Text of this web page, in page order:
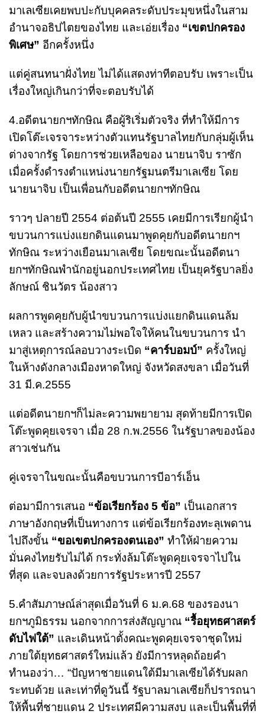
มาเลเซียเคยพบปะกับบุคคลระดับประมุขหนึ่งในสาม
อำนาจอธิปไตยของไทย และเอ่ยเรื่อง “เขตปกครอง
พิเศษ” อีกครั้งหนึ่ง
แต่คู่สนทนาฝั่งไทย ไม่ได้แสดงท่าทีตอบรับ เพราะเป็น
เรื่องใหญ่เกินกว่าที่จะตอบรับได้
4.อดีตนายกฯทักษิณ คือผู้ริเริ่มตัวจริง ที่ทำให้มีการ
เปิดโต๊ะเจรจาระหว่างตัวแทนรัฐบาลไทยกับกลุ่มผู้เห็น
ต่างจากรัฐ โดยการช่วยเหลือของ นายนาจิบ ราซัก
เมื่อครั้งดำรงตำแหน่งนายกรัฐมนตรีมาเลเซีย โดย
นายนาจิบ เป็นเพื่อนกับอดีตนายกฯทักษิณ
ราวๆ ปลายปี 2554 ต่อต้นปี 2555 เคยมีการเรียกผู้นำ
ขบวนการแบ่งแยกดินแดนมาพูดคุยกับอดีตนายกฯ
ทักษิณ ระหว่างเยือนมาเลเซีย โดยขณะนั้นอดีตนา
ยกฯทักษิณพำนักอยู่นอกประเทศไทย เป็นยุครัฐบาลยิ่ง
ลักษณ์ ชินวัตร น้องสาว
ผลการพูดคุยกับผู้นำขบวนการแบ่งแยกดินแดนล้ม
เหลว และสร้างความไม่พอใจให้คนในขบวนการ นำ
มาสู่เหตุการณ์ลอบวางระเบิด “คาร์บอมบ์” ครั้งใหญ่
ในห้างดังกลางเมืองหาดใหญ่ จังหวัดสงขลา เมื่อวันที่
31 มี.ค.2555
แต่อดีตนายกฯก็ไม่ละความพยายาม สุดท้ายมีการเปิด
โต๊ะพูดคุยเจรจา เมื่อ 28 ก.พ.2556 ในรัฐบาลของน้อง
สาวเช่นกัน
คู่เจรจาในขณะนั้นคือขบวนการบีอาร์เอ็น
ต่อมามีการเสนอ “ข้อเรียกร้อง 5 ข้อ” เป็นเอกสาร
ภาษาอังกฤษที่เป็นทางการ แต่ข้อเรียกร้องทะลุเพดาน
ไปถึงขั้น “ขอเขตปกครองตนเอง” ทำให้ฝ่ายความ
มั่นคงไทยรับไม่ได้ กระทั่งล้มโต๊ะพูดคุยเจรจาไปใน
ที่สุด และจบลงด้วยการรัฐประหารปี 2557
5.คำสัมภาษณ์ล่าสุดเมื่อวันที่ 6 ม.ค.68 ของรองนา
ยกฯภูมิธรรม นอกจากการส่งสัญญาณ “รื้อยุทธศาสตร์
ดับไฟใต้” และเดินหน้าตั้งคณะพูดคุยเจรจาชุดใหม่
ภายใต้ยุทธศาสตร์ใหม่แล้ว ยังมีการหลุดถ้อยคำ
ทำนองว่า… “ปัญหาชายแดนใต้มีมาเลเซียได้รับผลก
ระทบด้วย และเท่าที่ดูวันนี้ รัฐบาลมาเลเซียก็ปรารถนา
ให้พื้นที่ชายแดน 2 ประเทศมีความสงบ และเป็นพื้นที่ที่